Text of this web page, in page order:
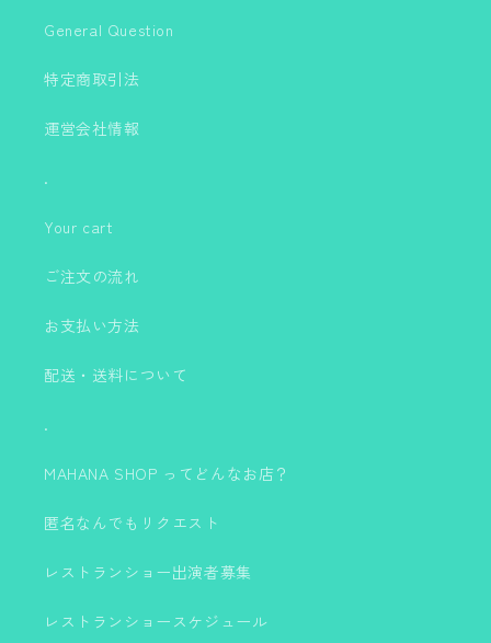
General Question
特定商取引法
運営会社情報
.
Your cart
ご注文の流れ
お支払い方法
配送・送料について
.
MAHANA SHOP ってどんなお店？
匿名なんでもリクエスト
レストランショー出演者募集
レストランショースケジュール